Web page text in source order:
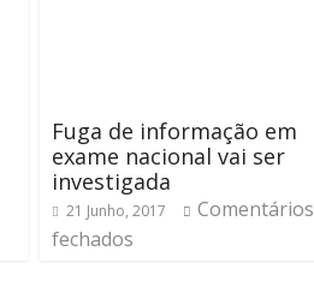
Fuga de informação em
exame nacional vai ser
investigada
21 Junho, 2017
Comentários
fechados